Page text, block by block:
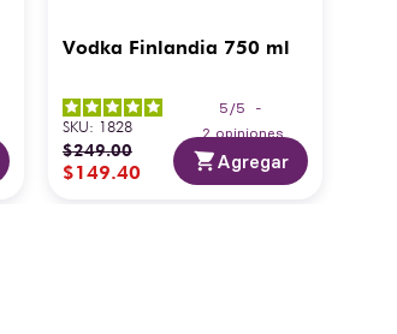
Vodka Finlandia 750 ml
5 /5
-
2 opiniones
SKU: 1828
$249.00
$149.40 Agregar